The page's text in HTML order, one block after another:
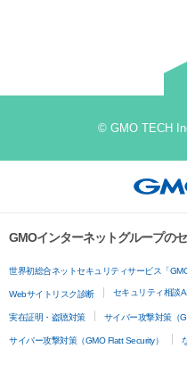
© GMO TECH
GMOインターネットグループの
世界初総合ネットセキュリティサービス「
Webサイトリスク診断 セキュリティ相談
実在証明・盗聴対策 サイバー攻撃対策（
サイバー攻撃対策（GMO Flatt Security）